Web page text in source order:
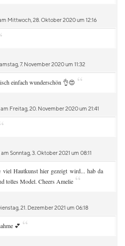
Mittwoch, 28. Oktober 2020 um 12:16
7. November 2020 um 11:32
einfach wunderschön 👌😍 “
Freitag, 20. November 2020 um 21:41
Sonntag, 3. Oktober 2021 um 08:11
viel Hautkunst hier gezeigt wird... hab da
tolles Model. Cheers Amelie “
21. Dezember 2021 um 06:18
💕 “